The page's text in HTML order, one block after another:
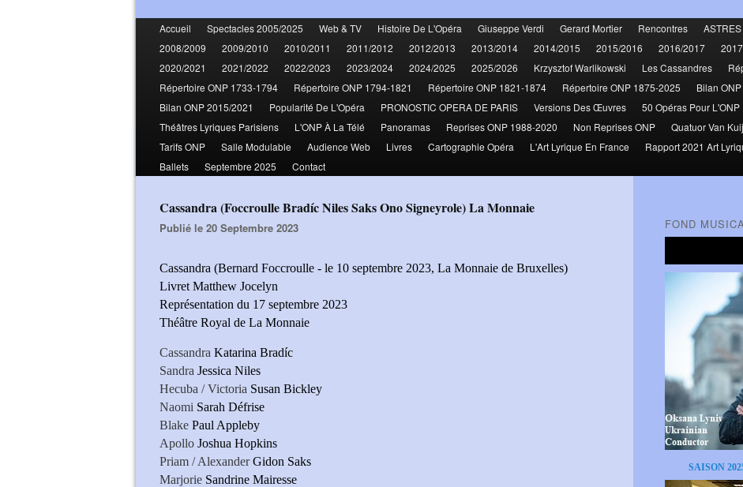
Accueil Spectacles 2005/2025 Web & TV Histoire De L'Opéra Giuseppe Verdi Gerard Mortier Rencontres ASTRES
2008/2009
2009/2010 2010/2011 2011/2012 2012/2013 2013/2014 2014/2015 2015/2016 2016/2017
2020/2021
2021/2022 2022/2023 2023/2024 2024/2025 2025/2026 Krzysztof Warlikowski Les Cassandres
Répertoire ONP 1733-1794
Répertoire ONP 1794-1821 Répertoire ONP 1821-1874 Répertoire ONP 1875-2025 Bilan
Bilan ONP 2015/2021
Popularité De L'Opéra PRONOSTIC OPERA DE PARIS Versions Des Œuvres 50 Opéras Pour L'ONP
Théâtres Lyriques Parisiens
L'ONP À La Télé Panoramas Reprises ONP 1988-2020 Non Reprises ONP Quatuor Van
Tarifs ONP
Salle Modulable Audience Web Livres Cartographie Opéra L'Art Lyrique En France Rapport 2021 Art
Ballets
Septembre 2025 Contact
Cassandra (Foccroulle Bradíc Niles Saks Ono Signeyrole) La Monnaie
Publié le 20 Septembre 2023
Cassandra (Bernard Foccroulle - le 10 septembre 2023, La Monnaie de Bruxelles)
Livret Matthew Jocelyn
Représentation du 17 septembre 2023
Théâtre Royal de La Monnaie
Cassandra Katarina Bradíc
Sandra Jessica Niles
Hecuba / Victoria Susan Bickley
Naomi Sarah Défrise
Blake Paul Appleby
Apollo Joshua Hopkins
Priam / AlexanderGidon Saks
Marjorie Sandrine Mairesse
FOND
SAISON